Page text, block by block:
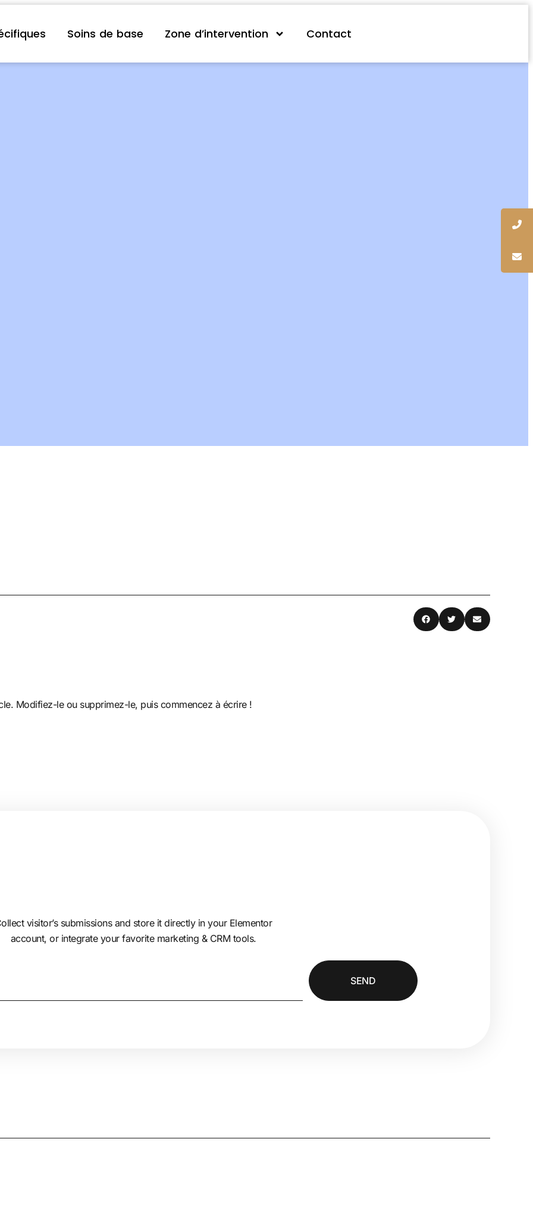
Soins de base Zone d’intervention Contact
Modifiez-le ou supprimez-le, puis commencez à écrire !
visitor’s submissions and store it directly in your Elementor
account, or integrate your favorite marketing & CRM tools.
SEND